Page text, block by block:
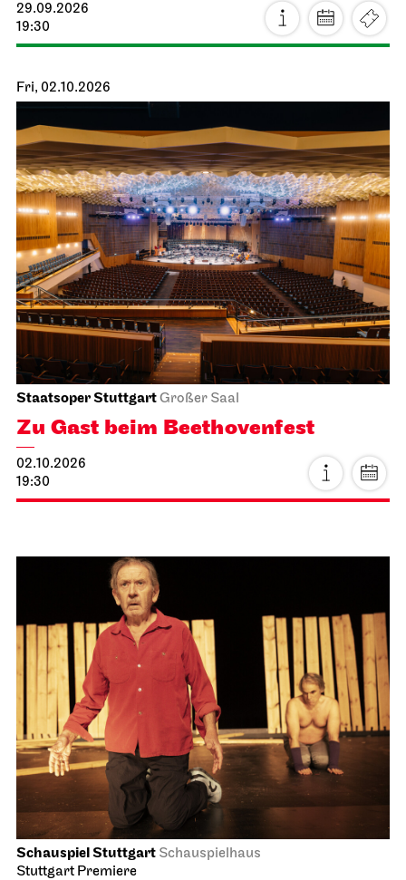
29.09.2026
19:30
Fri, 02.10.2026
Staatsoper StuttgartGroßer Saal
Zu Gast beim Beethovenfest
02.10.2026
19:30
Schauspiel Stuttgart Schauspielhaus
Stuttgart Premiere